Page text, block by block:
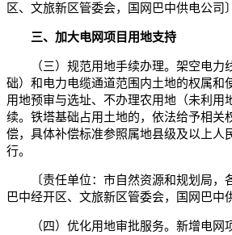
区、文旅新区管委会，国网巴中供电公司〕
三、加大电网项目用地支持
（三）规范用地手续办理。架空电力
础）和电力电缆通道范围内土地的权属和
用地预审与选址、不办理农用地（未利用
续。铁塔基础占用土地的，依法给予相关
偿，具体补偿标准参照属地县级及以上人
行。
〔责任单位：市自然资源和规划局，
巴中经开区、文旅新区管委会，国网巴中
（四）优化用地审批服务。新增电网